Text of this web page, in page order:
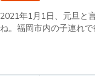
2021年1月1日、元旦と
ね。福岡市内の子連れで